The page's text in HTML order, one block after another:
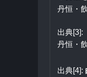
丹恒・
出典[3]:
丹恒・
出典[4]: